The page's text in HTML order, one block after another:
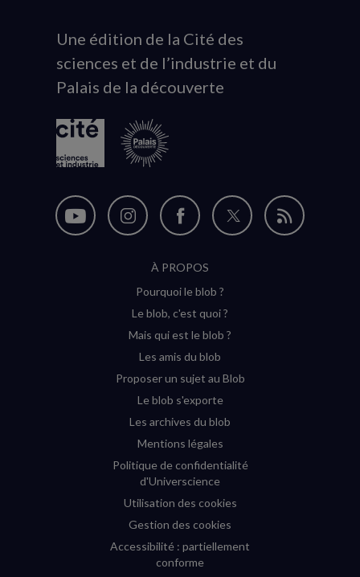
Animation
du
logo
Une édition de la Cité des
sciences et de l’industrie et du
Palais de la découverte
Nous
Nous
Instagram
(nouvelle
Nous
sur
Facebook
(nouvelle
Nous
Flux
À PROPOS
Pourquoi le blob ?
Le blob, c'est quoi ?
Mais qui est le blob ?
Les amis du blob
Proposer un sujet au Blob
Le blob s'exporte
Les archives du blob
Mentions légales
Politique de confidentialité
d'Universcience
Utilisation des cookies
Gestion des cookies
Accessibilité : partiellement
conforme